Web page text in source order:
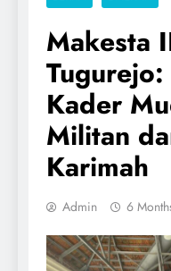
Makesta
Kader
Militan
Karimah
Admin 6